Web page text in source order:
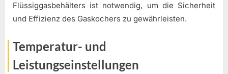
Flüssiggasbehälters ist notwendig, um die Sicherheit
und Effizienz des Gaskochers zu gewährleisten.
Temperatur- und
Leistungseinstellungen